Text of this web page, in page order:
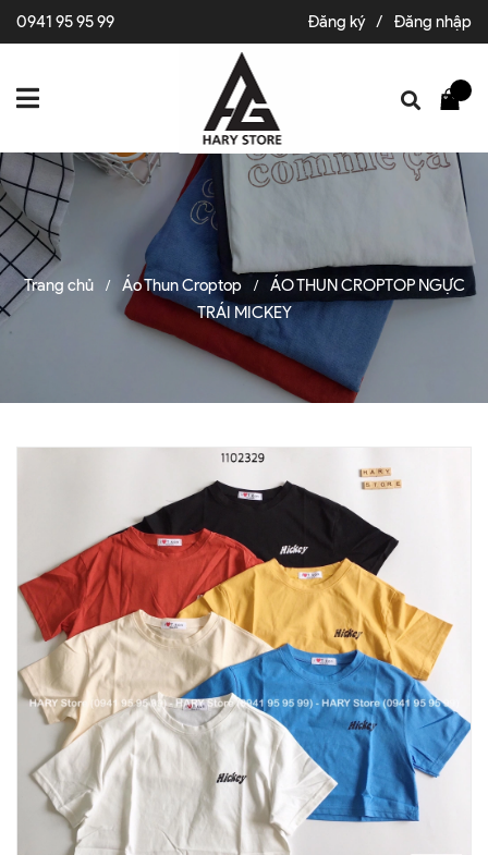
0941 95 95 99 Đăng ký / Đăng nhập
Trang chủ / Áo Thun Croptop /
ÁO THUN CROPTOP NGỰC
TRÁI MICKEY